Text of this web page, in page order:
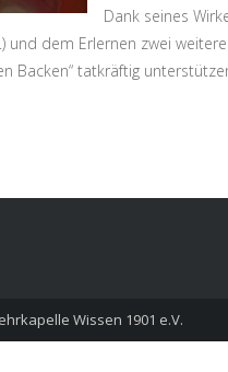
Dank seines
und dem Erlernen zwei
Backen“ tatkräftig
Wissen 1901 e.V.